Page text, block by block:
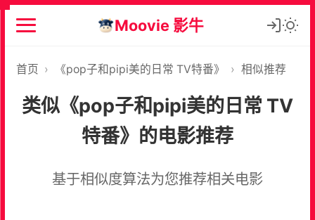
Moovie 影牛
首页 › 《pop子和pipi美的日常 TV特番》 › 相似推荐
类似《pop子和pipi美的日常 TV
特番》的电影推荐
基于相似度算法为您推荐相关电影